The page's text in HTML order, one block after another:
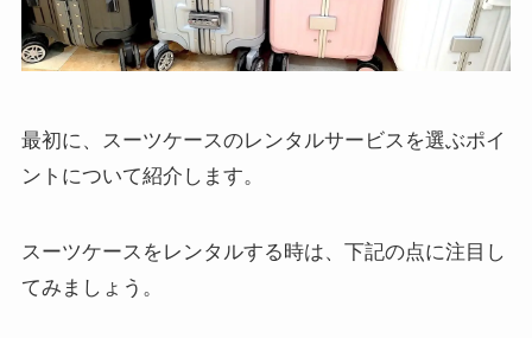
最初に、スーツケースのレンタルサービスを選ぶポイ
ントについて紹介します。
スーツケースをレンタルする時は、下記の点に注目し
てみましょう。